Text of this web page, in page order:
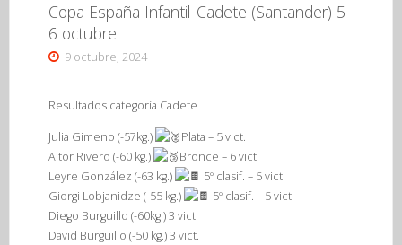
Copa España Infantil-Cadete (Santander) 5-
6 octubre.
9 octubre, 2024
Resultados categoría Cadete
Julia Gimeno (-57kg.)
Plata – 5 vict.
Aitor Rivero (-60 kg.)
Bronce – 6 vict.
Leyre González (-63 kg.)
5º clasif. – 5 vict.
Giorgi Lobjanidze (-55 kg.)
5º clasif. – 5 vict.
Diego Burguillo (-60kg.) 3 vict.
David Burguillo (-50 kg.) 3 vict.